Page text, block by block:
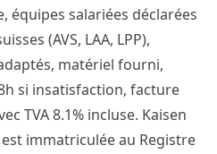
équipes salariées déclarées
(AVS, LAA, LPP),
matériel fourni,
si insatisfaction, facture
TVA 8.1% incluse. Kaisen
est immatriculée au Registre